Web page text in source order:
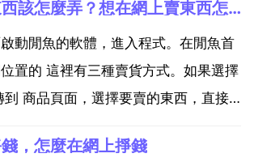
任。之後確定商品由平台專屬人員取
銷售。如果選擇 傳送閒置 會直接...
想在網上賣東西該怎麼弄？想在網上賣東西怎麼操作？
動閒魚的軟體，進入程式。在閒魚首
置的 這裡有三種賣貨方式。如果選擇
商品頁面，選擇要賣的東西，直接
任。之後確定商品由平台專屬人員取
，怎麼在網上掙錢